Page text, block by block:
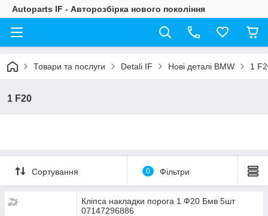
Autoparts IF - Авторозбірка нового покоління
Товари та послуги Detali IF Нові деталі BMW 1
1 F20
Сортування 0 Фільтри
Кліпса накладки порога 1 Ф20 Бмв 5шт
07147296886